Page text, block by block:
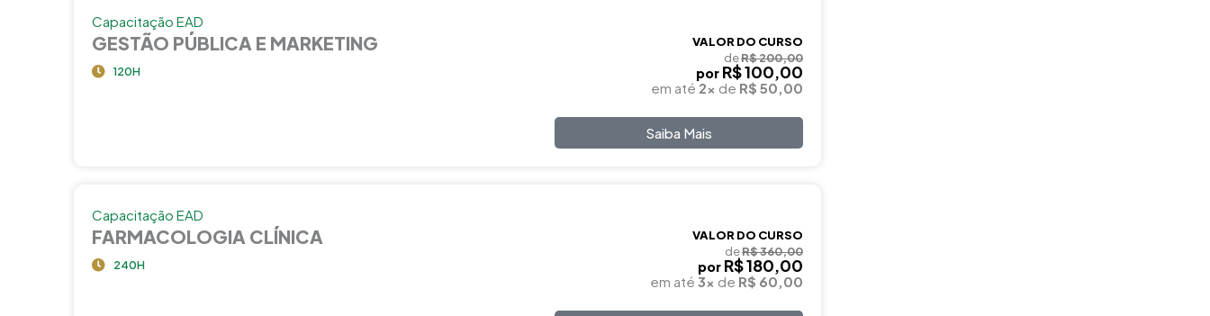
Capacitação EAD
GESTÃO PÚBLICA E MARKETING
120H
VALOR DO CURSO
deR$ 200,00
por R$ 100,00
em até 2x de R$ 50,00
Saiba Mais
Capacitação EAD
FARMACOLOGIA CLÍNICA
240H
VALOR DO CURSO
deR$ 360,00
por R$ 180,00
em até 3x de R$ 60,00